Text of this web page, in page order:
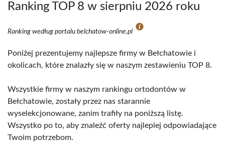
Ranking TOP 8 w sierpniu 2026 roku
Ranking według portalu belchatow-online.pl
Poniżej prezentujemy najlepsze firmy w Bełchatowie i
okolicach, które znalazły się w naszym zestawieniu TOP 8.
Wszystkie firmy w naszym rankingu ortodontów w
Bełchatowie, zostały przez nas starannie
wyselekcjonowane, zanim trafiły na poniższą listę.
Wszystko po to, aby znaleźć oferty najlepiej odpowiadające
Twoim potrzebom.